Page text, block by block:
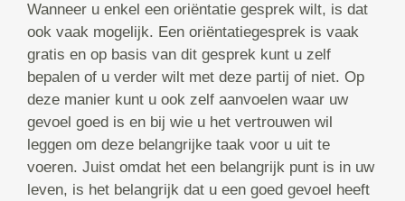
Wanneer u enkel een oriëntatie gesprek wilt, is dat
ook vaak mogelijk. Een oriëntatiegesprek is vaak
gratis en op basis van dit gesprek kunt u zelf
bepalen of u verder wilt met deze partij of niet. Op
deze manier kunt u ook zelf aanvoelen waar uw
gevoel goed is en bij wie u het vertrouwen wil
leggen om deze belangrijke taak voor u uit te
voeren. Juist omdat het een belangrijk punt is in uw
leven, is het belangrijk dat u een goed gevoel heeft